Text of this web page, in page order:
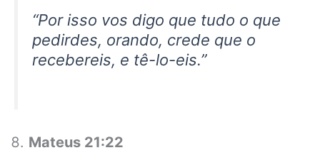
“Por isso vos digo que tudo o que
pedirdes, orando, crede que o
recebereis, e tê-lo-eis.”
Mateus 21:22